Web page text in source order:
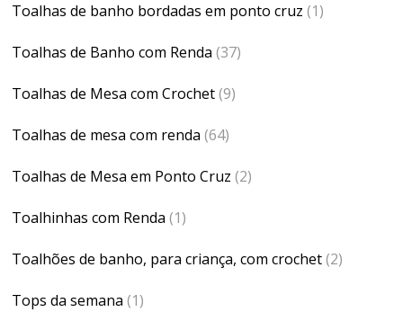
Toalhas de banho bordadas em ponto cruz (1)
Toalhas de Banho com Renda (37)
Toalhas de Mesa com Crochet(9)
Toalhas de mesa com renda (64)
Toalhas de Mesa em Ponto Cruz (2)
Toalhinhas com Renda (1)
Toalhões de banho, para criança, com crochet(2)
Tops da semana (1)